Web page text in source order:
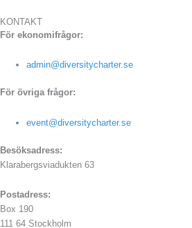
KONTAKT
För ekonomifrågor:
admin@diversitycharter.se
För övriga frågor:
event@diversitycharter.se
Besöksadress:
Klarabergsviadukten 63
Postadress:
Box 190
111 64 Stockholm